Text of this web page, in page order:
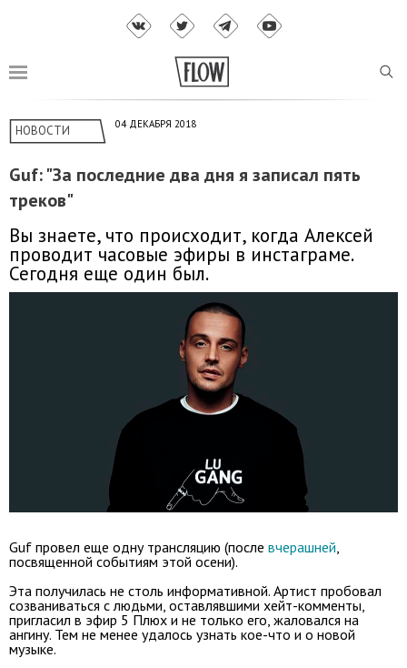
НОВОСТИ 04 ДЕКАБРЯ 2018
Guf: "За последние два дня я записал пять
треков"
Вы знаете, что происходит, когда Алексей
проводит часовые эфиры в инстаграме.
Сегодня еще один был.
Guf провел еще одну трансляцию (после вчерашней,
посвященной событиям этой осени).
Эта получилась не столь информативной. Артист пробовал
созваниваться с людьми, оставлявшими хейт-комменты,
пригласил в эфир 5 Плюх и не только его, жаловался на
ангину. Тем не менее удалось узнать кое-что и о новой
музыке.